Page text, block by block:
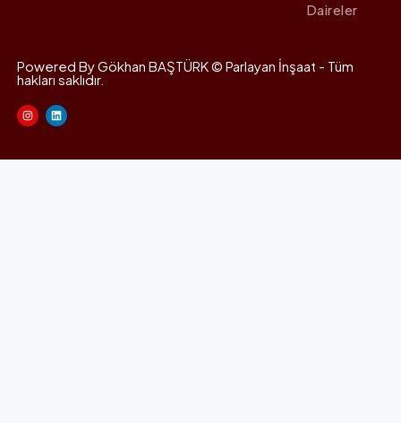
Daireler
Powered By Gökhan BAŞTÜRK © Parlayan İnşaat - Tüm
hakları saklıdır.